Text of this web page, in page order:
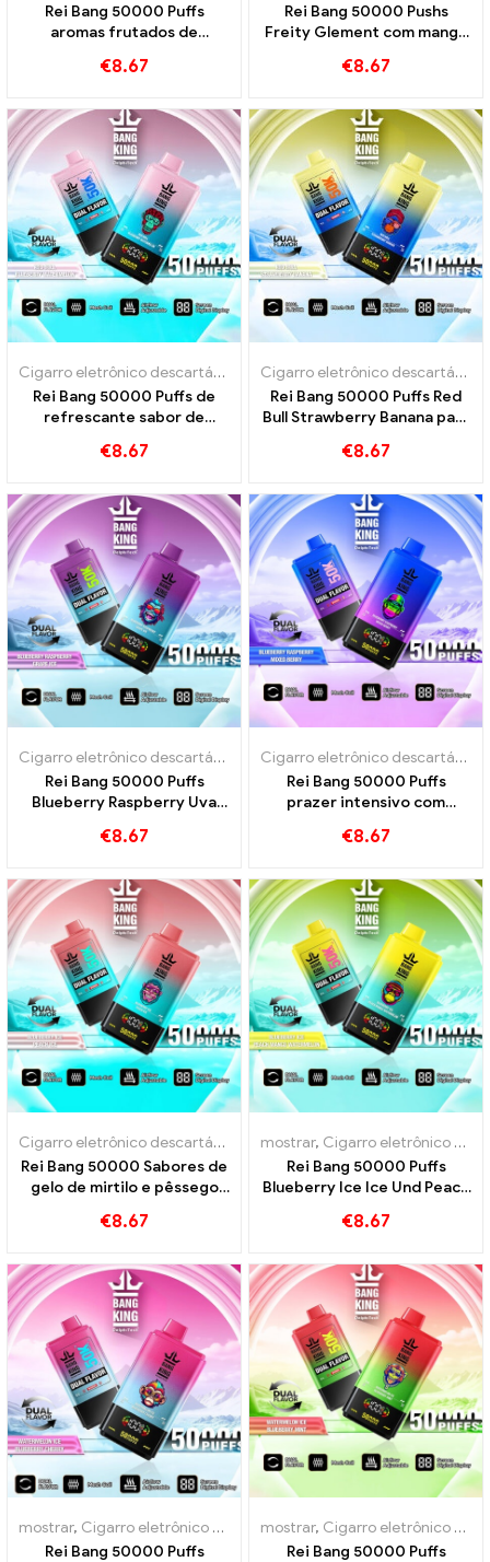
Rei Bang 50000 Puffs
aromas frutados de
kiwi para uma experiência
€8.67
Rei Bang 50000 Pushs
Freity Glement com manga
bolha de melancia
€8.67
Cigarro eletrônico descartável com nicotina ,Cigarros eletrônicos
Rei Bang 50000 Puffs de
refrescante sabor de
€8.67
Cigarro eletrônico descartável com nicotina
Rei Bang 50000 Puffs Red
Bull Strawberry Banana para
€8.67
Cigarro eletrônico descartável com nicotina ,Cigarros eletrônicos
Rei Bang 50000 Puffs
Blueberry Raspberry Uva
€8.67
Cigarro eletrônico descartável com nicotina
Rei Bang 50000 Puffs
prazer intensivo com
misto
€8.67
Cigarro eletrônico descartável com nicotina ,Cigarros eletrônicos
Rei Bang 50000 Sabores de
gelo de mirtilo e pêssego
€8.67
mostrar, Cigarro eletrônico descartável com nicotina
Rei Bang 50000 Puffs
Blueberry Ice Ice Und Peach
€8.67
mostrar, Cigarro eletrônico descartável com nicotina ,Cigarros
Rei Bang 50000 Puffs
mostrar, Cigarro eletrônico descartável com nicotina
Rei Bang 50000 Puffs